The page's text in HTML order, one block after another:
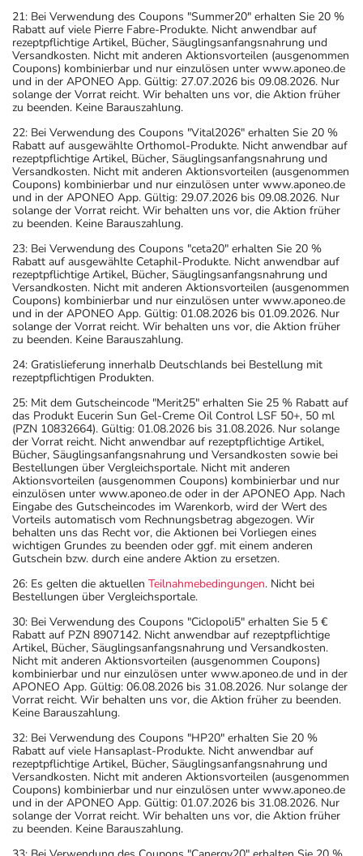
21: Bei Verwendung des Coupons "Summer20" erhalten Sie 20 %
Rabatt auf viele Pierre Fabre-Produkte. Nicht anwendbar auf
rezeptpflichtige Artikel, Bücher, Säuglingsanfangsnahrung und
Versandkosten. Nicht mit anderen Aktionsvorteilen (ausgenommen
Coupons) kombinierbar und nur einzulösen unter www.aponeo.de
und in der APONEO App. Gültig: 27.07.2026 bis 09.08.2026. Nur
solange der Vorrat reicht. Wir behalten uns vor, die Aktion früher
zu beenden. Keine Barauszahlung.
22: Bei Verwendung des Coupons "Vital2026" erhalten Sie 20 %
Rabatt auf ausgewählte Orthomol-Produkte. Nicht anwendbar auf
rezeptpflichtige Artikel, Bücher, Säuglingsanfangsnahrung und
Versandkosten. Nicht mit anderen Aktionsvorteilen (ausgenommen
Coupons) kombinierbar und nur einzulösen unter www.aponeo.de
und in der APONEO App. Gültig: 29.07.2026 bis 09.08.2026. Nur
solange der Vorrat reicht. Wir behalten uns vor, die Aktion früher
zu beenden. Keine Barauszahlung.
23: Bei Verwendung des Coupons "ceta20" erhalten Sie 20 %
Rabatt auf ausgewählte Cetaphil-Produkte. Nicht anwendbar auf
rezeptpflichtige Artikel, Bücher, Säuglingsanfangsnahrung und
Versandkosten. Nicht mit anderen Aktionsvorteilen (ausgenommen
Coupons) kombinierbar und nur einzulösen unter www.aponeo.de
und in der APONEO App. Gültig: 01.08.2026 bis 01.09.2026. Nur
solange der Vorrat reicht. Wir behalten uns vor, die Aktion früher
zu beenden. Keine Barauszahlung.
24: Gratislieferung innerhalb Deutschlands bei Bestellung mit
rezeptpflichtigen Produkten.
25: Mit dem Gutscheincode "Merit25" erhalten Sie 25 % Rabatt auf
das Produkt Eucerin Sun Gel-Creme Oil Control LSF 50+, 50 ml
(PZN 10832664). Gültig: 01.08.2026 bis 31.08.2026. Nur solange
der Vorrat reicht. Nicht anwendbar auf rezeptpflichtige Artikel,
Bücher, Säuglingsanfangsnahrung und Versandkosten sowie bei
Bestellungen über Vergleichsportale. Nicht mit anderen
Aktionsvorteilen (ausgenommen Coupons) kombinierbar und nur
einzulösen unter www.aponeo.de oder in der APONEO App. Nach
Eingabe des Gutscheincodes im Warenkorb, wird der Wert des
Vorteils automatisch vom Rechnungsbetrag abgezogen. Wir
behalten uns das Recht vor, die Aktionen bei Vorliegen eines
wichtigen Grundes zu beenden oder ggf. mit einem anderen
Gutschein bzw. durch eine andere Aktion zu ersetzen.
26: Es gelten die aktuellen Teilnahmebedingungen. Nicht bei
Bestellungen über Vergleichsportale.
30: Bei Verwendung des Coupons "Ciclopoli5" erhalten Sie 5 €
Rabatt auf PZN 8907142. Nicht anwendbar auf rezeptpflichtige
Artikel, Bücher, Säuglingsanfangsnahrung und Versandkosten.
Nicht mit anderen Aktionsvorteilen (ausgenommen Coupons)
kombinierbar und nur einzulösen unter www.aponeo.de und in der
APONEO App. Gültig: 06.08.2026 bis 31.08.2026. Nur solange der
Vorrat reicht. Wir behalten uns vor, die Aktion früher zu beenden.
Keine Barauszahlung.
32: Bei Verwendung des Coupons "HP20" erhalten Sie 20 %
Rabatt auf viele Hansaplast-Produkte. Nicht anwendbar auf
rezeptpflichtige Artikel, Bücher, Säuglingsanfangsnahrung und
Versandkosten. Nicht mit anderen Aktionsvorteilen (ausgenommen
Coupons) kombinierbar und nur einzulösen unter www.aponeo.de
und in der APONEO App. Gültig: 01.07.2026 bis 31.08.2026. Nur
solange der Vorrat reicht. Wir behalten uns vor, die Aktion früher
zu beenden. Keine Barauszahlung.